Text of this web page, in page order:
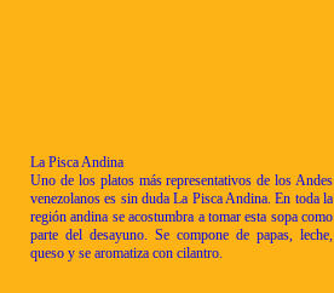
La Pisca Andina
Uno de los platos más representativos de los Andes
venezolanos es sin duda La Pisca Andina. En toda la
región andina se acostumbra a tomar esta sopa como
parte del desayuno. Se compone de papas, leche,
queso y se aromatiza con cilantro.